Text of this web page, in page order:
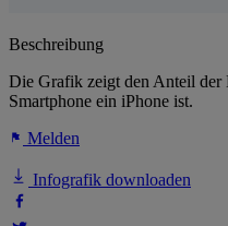
Beschreibung
Die Grafik zeigt den Anteil der
Smartphone ein iPhone ist.
Melden
Infografik downloaden